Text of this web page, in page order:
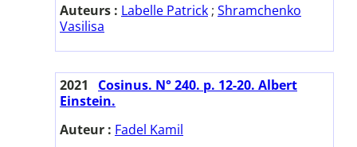
Auteurs : Labelle Patrick ; Shramchenko
Vasilisa
2021
Cosinus. N° 240. p. 12-20. Albert
Einstein.
Auteur : Fadel Kamil